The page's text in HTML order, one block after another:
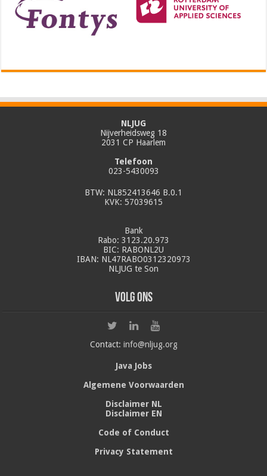
NLJUG
Nijverheidsweg 18
2031 CP Haarlem
Telefoon
023-5430093
BTW: NL852413646 B.0.1
KVK: 57039615
Bank
Rabo: 3123.20.973
BIC: RABONL2U
IBAN: NL47RABO0312320973
NLJUG te Son
Volg ons
Contact: info@nljug.org
Java Jobs
Algemene Voorwaarden
Disclaimer NL
Disclaimer EN
Code of Conduct
Privacy Statement